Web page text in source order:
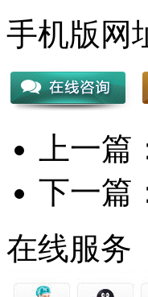
手机版网
上一篇
下一篇
在线服务